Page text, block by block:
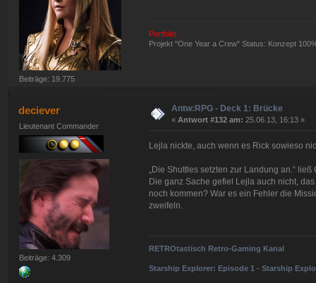
Beiträge: 19.775
Portfolio
Projekt "One Year a Crew" Status: Konzept
deciever
Lieutenant Commander
Beiträge: 4.309
Antw:RPG - Deck 1: Brücke
« Antwort #132 am: 25.06.13, 16:13 »
Lejla nickte, auch wenn es Rick sowieso
„Die Shuttles setzten zur Landung an.“
Die ganz Sache gefiel Lejla auch nicht,
noch kommen? War es ein Fehler die
zweifeln.
RETROtastisch Retro-Gaming Kanal
Starship Explorer: Episode 1 - Starship